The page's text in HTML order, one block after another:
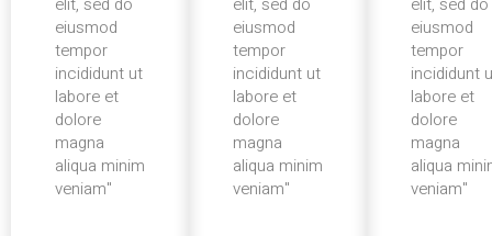
eiusmod
tempor
incididunt ut
labore et
dolore
magna
aliqua minim
veniam"
eiusmod
tempor
incididunt ut
labore et
dolore
magna
aliqua minim
veniam"
eiusmod
tempor
incididunt
labore et
dolore
magna
aliqua
veniam"